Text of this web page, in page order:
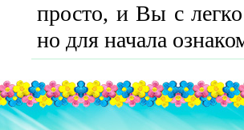
просто, и Вы с
но для начала